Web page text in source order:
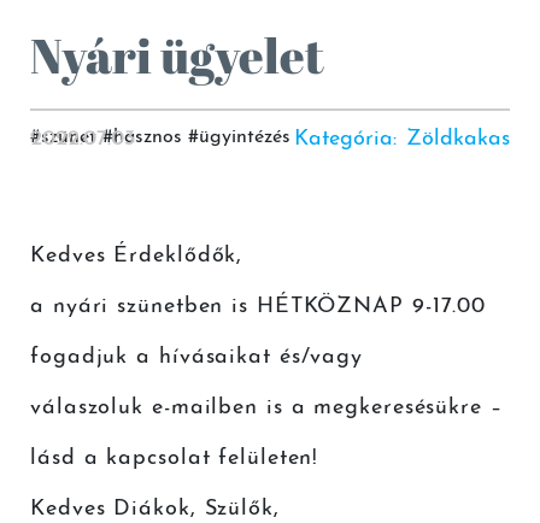
Nyári ügyelet
2022.07.03 Kategória: Zöldkakas
#szünet #hasznos #ügyintézés
Kedves Érdeklődők,
a nyári szünetben is HÉTKÖZNAP 9-17.00
fogadjuk a hívásaikat és/vagy
válaszoluk e-mailben is a megkeresésükre –
lásd a kapcsolat felületen!
Kedves Diákok, Szülők,